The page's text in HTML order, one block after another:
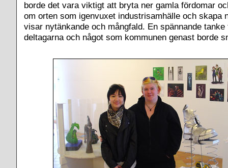
borde det vara viktigt att bryta ner gamla fördomar
om orten som igenvuxet industrisamhälle och skapa
visar nytänkande och mångfald. En spännande
deltagarna och något som kommunen genast borde